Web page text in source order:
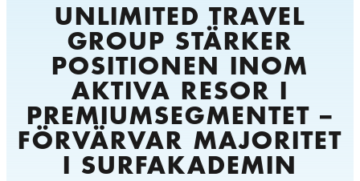
UNLIMITED TRAVEL
GROUP STÄRKER
POSITIONEN INOM
AKTIVA RESOR I
PREMIUMSEGMENTET –
FÖRVÄRVAR MAJORITET
I SURFAKADEMIN